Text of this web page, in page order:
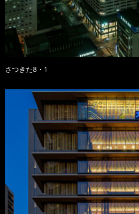
さつきた8・1